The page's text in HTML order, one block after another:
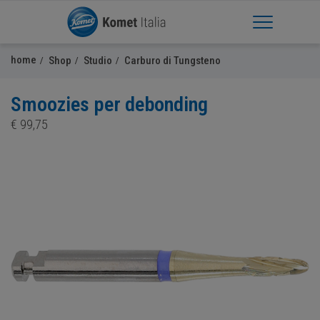
Apri Menu
home Shop Studio Carburo di Tungsteno
Smoozies per debonding
€ 99,75